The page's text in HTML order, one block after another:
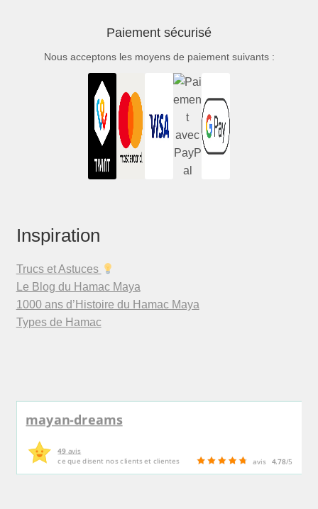
Paiement sécurisé
Nous acceptons les moyens de paiement suivants :
Inspiration
Trucs et Astuces
Le Blog du Hamac Maya
1000 ans d’Histoire du Hamac Maya
Types de Hamac
mayan-dreams
49avis
ce que disent nos clients et clientes avis 4.78/5